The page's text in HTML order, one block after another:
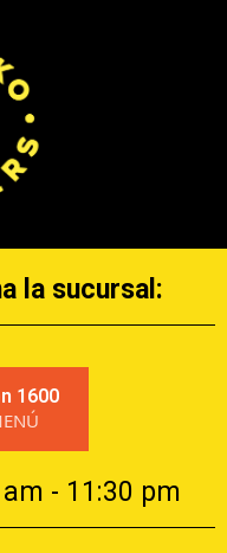
la sucursal:
1600
- 11:30 pm